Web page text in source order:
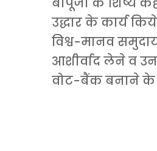
उद्धार के कार्य
विश्व-मानव
आशीर्वाद लेने व
वोट-बैंक बनाने के